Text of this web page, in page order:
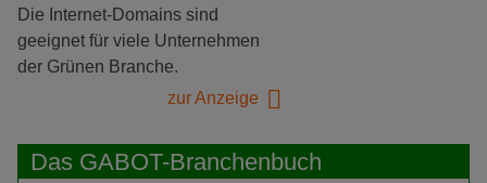
Die Internet-Domains sind
geeignet für viele Unternehmen
der Grünen Branche.
zur Anzeige
Das GABOT-Branchenbuch